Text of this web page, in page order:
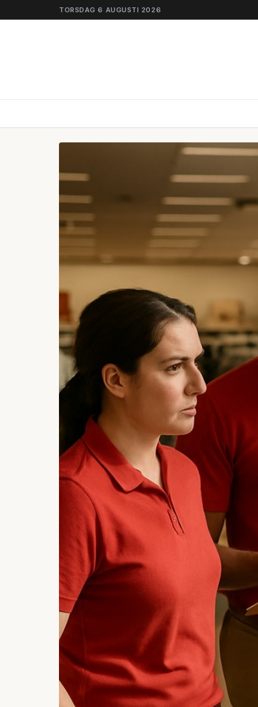
TORSDAG 6 AUGUSTI 2026